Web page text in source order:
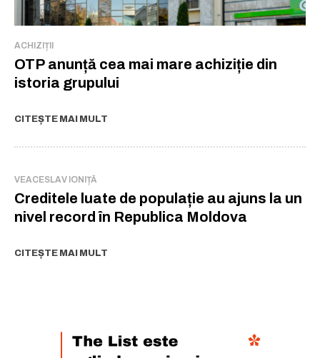
ACHIZIȚII
OTP anunță cea mai mare achiziție din
istoria grupului
CITEȘTE MAI MULT
VEACESLAV IONIȚĂ
Creditele luate de populație au ajuns la un
nivel record în Republica Moldova
CITEȘTE MAI MULT